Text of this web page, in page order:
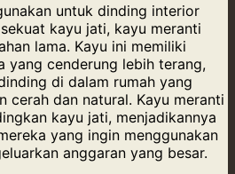
untuk dinding interior
kayu jati, kayu meranti
lama. Kayu ini memiliki
yang cenderung lebih terang,
di dalam rumah yang
cerah dan natural. Kayu meranti
kayu jati, menjadikannya
yang ingin menggunakan
anggaran yang besar.